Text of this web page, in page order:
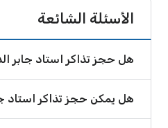
الأسئلة الشائعة
هل حجز تذاكر استاد جابر
هل يمكن حجز تذاكر استاد